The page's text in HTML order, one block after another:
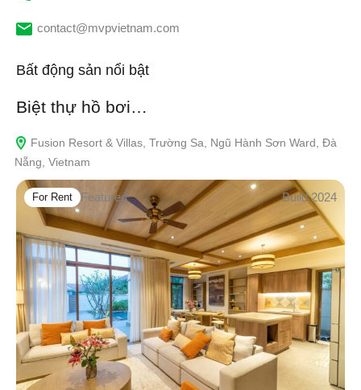
contact@mvpvietnam.com
Bất động sản nổi bật
Biệt thự hồ bơi…
Fusion Resort & Villas, Trường Sa, Ngũ Hành Sơn Ward, Đà
Nẵng, Vietnam
For Rent Featured Build 2024